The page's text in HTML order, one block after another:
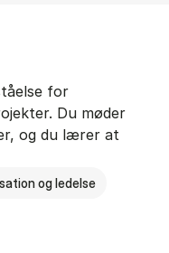
for
Du møder
og du lærer at
og ledelse